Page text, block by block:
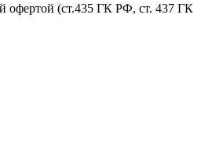
офертой (ст.435 ГК РФ, cт. 437 ГК